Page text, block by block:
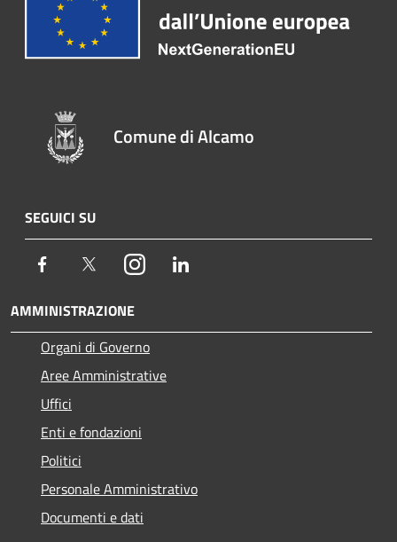
Comune di Alcamo
SEGUICI SU
Facebook TwitterInstagram
AMMINISTRAZIONE
Organi di Governo
Aree Amministrative
Uffici
Enti e fondazioni
Politici
Personale Amministrativo
Documenti e dati